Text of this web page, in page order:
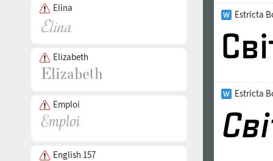
Elina
Elizabeth
Emploi
English 157
Estricta
Estricta